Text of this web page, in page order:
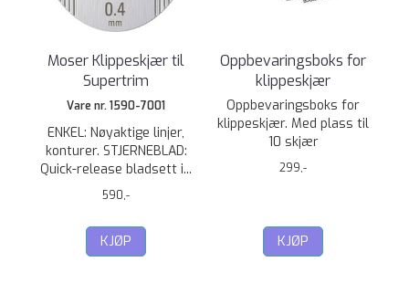
Moser Klippeskjær til
Supertrim
Vare nr. 1590-7001
ENKEL: Nøyaktige linjer,
konturer. STJERNEBLAD:
Quick-release bladsett i...
590,-
KJØP
Oppbevaringsboks for
klippeskjær
Oppbevaringsboks for
klippeskjær. Med plass til
10 skjær
299,-
KJØP